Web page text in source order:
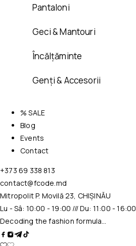
Pantaloni
Geci & Mantouri
Încălțăminte
Genți & Accesorii
% SALE
Blog
Events
Contact
+373 69 338 813
contact@fcode.md
Mitropolit P. Movilă 23, CHIȘINĂU
Lu - Sâ: 10:00 - 19:00 /// Du: 11:00 - 16:00
Decoding the fashion formula…